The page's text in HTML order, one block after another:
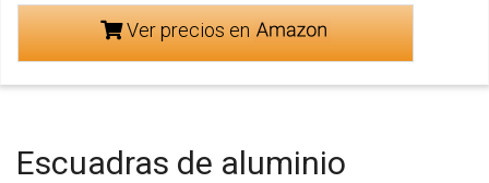
Ver precios en
Escuadras de aluminio